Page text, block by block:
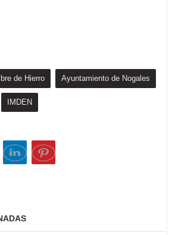
de Hierro Ayuntamiento de Nogales
IMDEN